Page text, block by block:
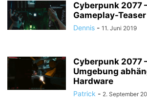
Cyberpunk 2077
Gameplay-
Dennis - 11. Juni 2019
Cyberpunk 2077
Umgebung
Hardware
Patrick - 2. September